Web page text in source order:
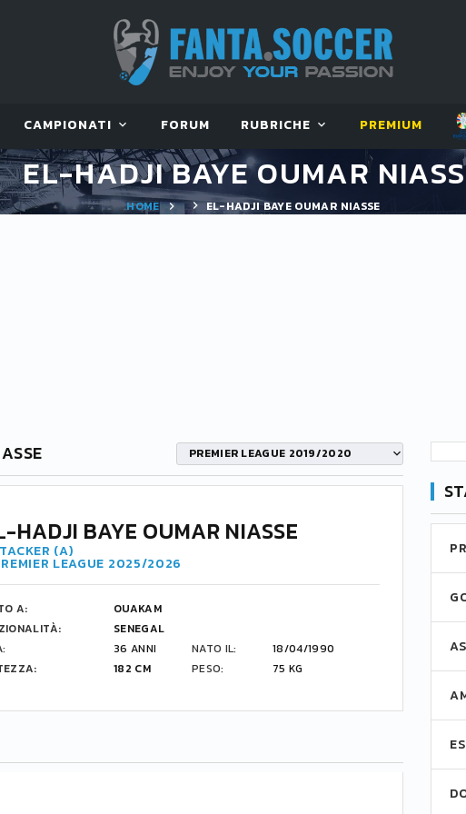
CAMPIONATI FORUM RUBRICHE PREMIUM
EL-HADJI BAYE OUMAR
HOME EL-HADJI BAYE OUMAR NIASSE
PREMIER LEAGUE 2019/2020
HADJI BAYE OUMAR NIASSE
(A)
LEAGUE 2025/2026
A:
OUAKAM
SENEGAL
36 ANNI NATO IL:
18/04/1990
182 CM PESO: 75 KG